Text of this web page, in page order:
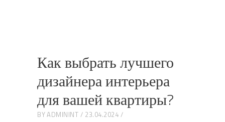
Как выбрать лучшего
дизайнера интерьера
для вашей квартиры?
BYADMININT
23.04.2024